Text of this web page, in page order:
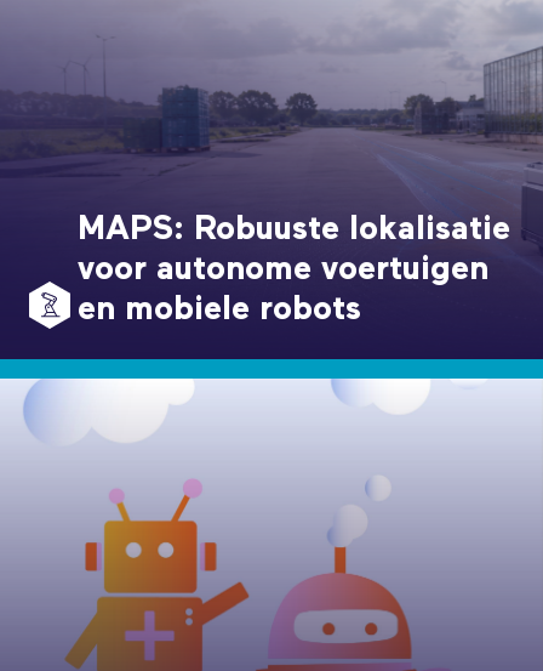
MAPS: Robuuste lokalisatie
voor autonome voertuigen
en mobiele robots